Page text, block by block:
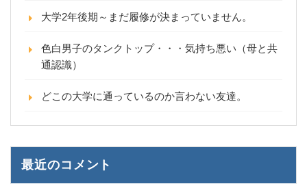
大学2年後期～まだ履修が決まっていません。
色白男子のタンクトップ・・・気持ち悪い（母と共
通認識）
どこの大学に通っているのか言わない友達。
最近のコメント